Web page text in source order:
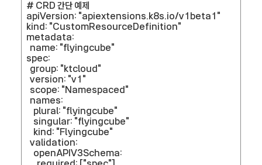
# CRD 간단 예제
apiVersion: "apiextensions.k8s.io/v1beta1"
kind: "CustomResourceDefinition"
metadata:
name: "flyingcube"
spec:
group: "ktcloud"
version: "v1"
scope: "Namespaced"
names:
plural: "flyingcube"
singular: "flyingcube"
kind: "Flyingcube"
validation:
openAPIV3Schema: